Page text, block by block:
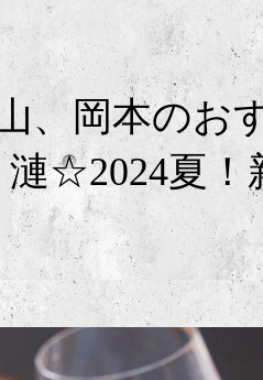
、岡本のお
漣☆2024夏